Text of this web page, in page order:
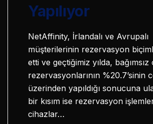
Yapılıyor
NetAffinity, İrlandalı ve Avrupalı
müşterilerinin rezervasyon
etti ve geçtiğimiz yılda, bağımsız
rezervasyonlarının %20.7’sinin
üzerinden yapıldığı sonucuna
bir kısım ise rezervasyon
cihazlar…